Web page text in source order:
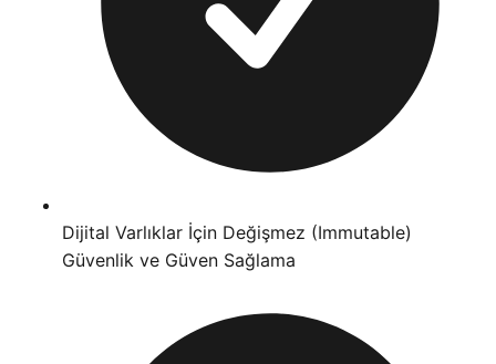
Dijital Varlıklar İçin Değişmez (Immutable)
Güvenlik ve Güven Sağlama